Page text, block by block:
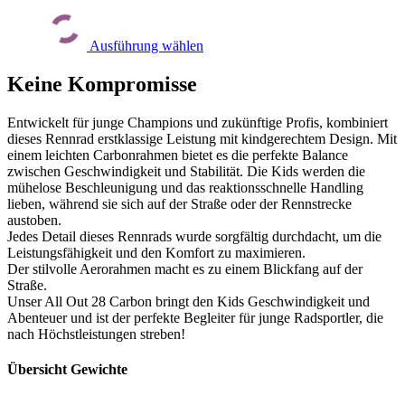
der
gewählt
Ausführung wählenweist
Optionen
können
auf
der
Produktseite
gewählt
Keine Kompromisse
Entwickelt für junge Champions und zukünftige Profis, kombiniert
dieses Rennrad erstklassige Leistung mit kindgerechtem Design. Mit
einem leichten Carbonrahmen bietet es die perfekte Balance
zwischen Geschwindigkeit und Stabilität. Die Kids werden die
mühelose Beschleunigung und das reaktionsschnelle Handling
lieben, während sie sich auf der Straße oder der Rennstrecke
austoben.
Jedes Detail dieses Rennrads wurde sorgfältig durchdacht, um die
Leistungsfähigkeit und den Komfort zu maximieren.
Der stilvolle Aerorahmen macht es zu einem Blickfang auf der
Straße.
Unser All Out 28 Carbon bringt den Kids Geschwindigkeit und
Abenteuer und ist der perfekte Begleiter für junge Radsportler, die
nach Höchstleistungen streben!
Übersicht Gewichte